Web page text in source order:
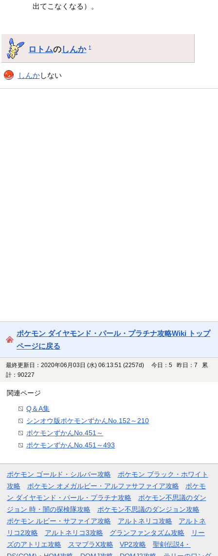
出てこなくなる）。
ロトムのしんか †
しんかしない
ポケモン ダイヤモンド・パール・プラチナ攻略Wiki トップ
ページに戻る
最終更新日：2020年06月03日 (水) 06:13:51 (2257d)
今日：5 昨日：7 累
計：90227
関連ページ
Q＆A集
シンオウ版ポケモンずかんNo.152～210
ポケモンずかんNo.451～
ポケモンずかんNo.451～493
ポケモン ゴールド・シルバー攻略
ポケモン ブラック・ホワイト
攻略
ポケモン オメガルビー・アルファサファイア攻略
ポケモ
ン ダイヤモンド・パール・プラチナ攻略
ポケモン不思議のダン
ジョン 時・闇の探検隊攻略
ポケモン不思議のダンジョン攻略
ポケモン ルビー・サファイア攻略
アルトネリコ攻略
アルトネ
リコ2攻略
アルトネリコ3攻略 グランファンタズム攻略
リー
ズのアトリエ攻略
スマブラX攻略 VP2攻略
聖剣伝説4・